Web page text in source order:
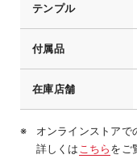
テンプル
付属品
在庫店舗
オンラインストア
詳しくは こちらをご